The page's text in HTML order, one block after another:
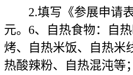
2.填写《参展申请表
元。6、自热食物：自
烤、自热米饭、自热米
热酸辣粉、自热混沌等